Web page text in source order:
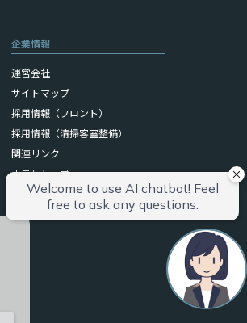
企業情報
運営会社
サイトマップ
採用情報（フロント）
採用情報（清掃客室整備）
関連リンク
ホテルトップ
ブランドサイト